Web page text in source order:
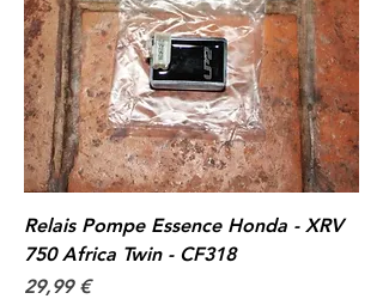
Relais Pompe Essence Honda - XRV
750 Africa Twin - CF318
Prix
29,99 €